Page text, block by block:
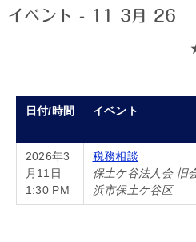
イベント - 11 3月 26
日付/時間 イベント
2026年3
月11日
1:30 PM
税務相談
保土ケ谷法人会 旧
浜市保土ケ谷区